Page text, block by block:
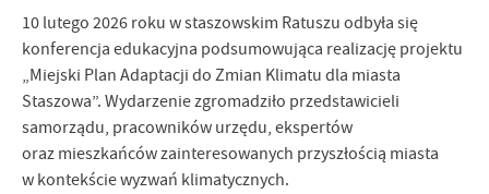
10 lutego 2026 roku w staszowskim Ratuszu odbyła się
konferencja edukacyjna podsumowująca realizację projektu
„Miejski Plan Adaptacji do Zmian Klimatu dla miasta
Staszowa”. Wydarzenie zgromadziło przedstawicieli
samorządu, pracowników urzędu, ekspertów
oraz mieszkańców zainteresowanych przyszłością miasta
w kontekście wyzwań klimatycznych.